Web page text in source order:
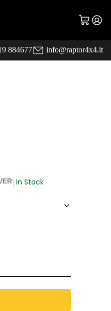
884677 info@raptor4x4.it
|In Stock